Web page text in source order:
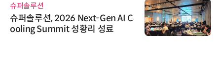
슈퍼솔루션
슈퍼솔루션, 2026 Next-Gen AI C
ooling Summit 성황리 성료